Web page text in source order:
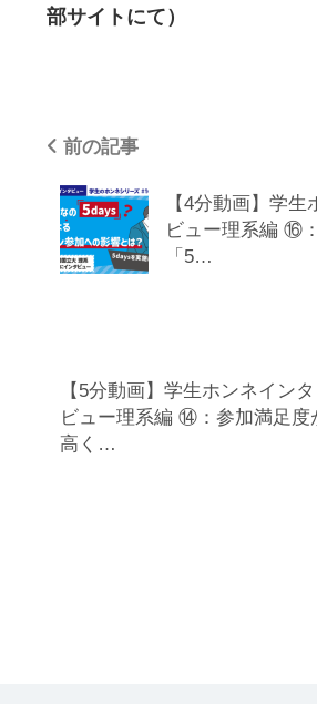
（1） 利用者が第三者に不利益
合
進のために特に必要があり、利
を得ることが困難である場合
（4） 国の機関もしくは地方公
に協力する必要があり、利用
場合
（5） 裁判所、検察庁、警察、
者センターまたはこれらに準
部サイトにて）
前の記事
【4分動画】学生
ビュー理系編 ⑯
「5…
【5分動画】学生ホンネインタ
ビュー理系編 ⑭：参加満足度
高く…